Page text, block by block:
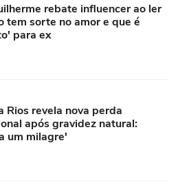
rebate influencer ao ler
tem sorte no amor e que é
para ex
Rios revela nova perda
após gravidez natural:
um milagre'